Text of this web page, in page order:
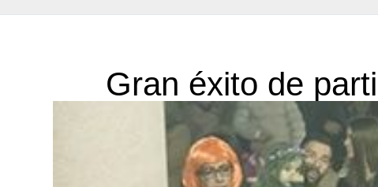
Gran éxito de